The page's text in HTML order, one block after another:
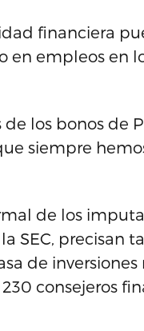
financiera
en empleos en
los bonos de
siempre
de los
SEC, precisan
de
consejeros